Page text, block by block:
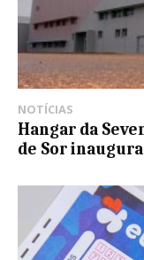
NOTÍCIAS
Hangar da
de Sor